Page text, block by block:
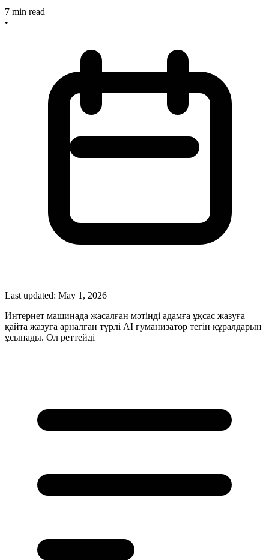
7 min read
•
Last updated: May 1, 2026
Интернет машинада жасалған мәтінді адамға ұқсас жазуға
қайта жазуға арналған түрлі AI гуманизатор тегін құралдарын
ұсынады. Ол реттейді